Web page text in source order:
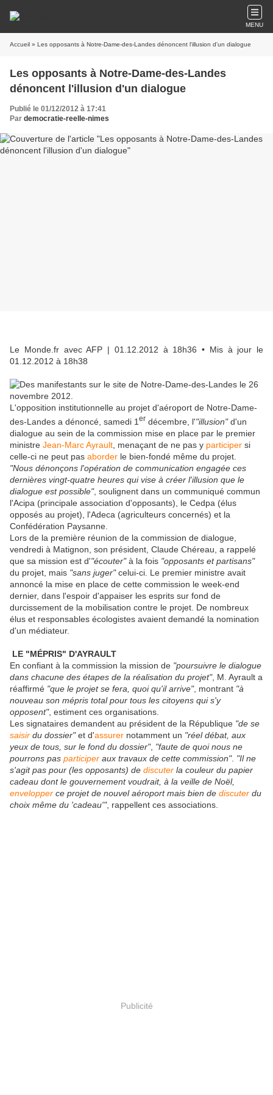
MENU
Accueil » Les opposants à Notre-Dame-des-Landes dénoncent l'illusion d'un dialogue
Les opposants à Notre-Dame-des-Landes
dénoncent l'illusion d'un dialogue
Publié le 01/12/2012 à 17:41
Par democratie-reelle-nimes
Le Monde.fr avec AFP | 01.12.2012 à 18h36 • Mis à jour le
01.12.2012 à 18h38
L'opposition institutionnelle au projet d'aéroport de Notre-Dame-
des-Landes a dénoncé, samedi 1 er décembre, l'"illusion"d'un
dialogue au sein de la commission mise en place par le premier
ministre Jean-Marc Ayrault , menaçant de ne pas y participer si
celle-ci ne peut pas aborder le bien-fondé même du projet.
"Nous dénonçons l'opération de communication engagée ces
dernières vingt-quatre heures qui vise à créer l'illusion que le
dialogue est possible", soulignent dans un communiqué commun
l'Acipa (principale association d'opposants), le Cedpa (élus
opposés au projet), l'Adeca (agriculteurs concernés) et la
Confédération Paysanne.
Lors de la première réunion de la commission de dialogue,
vendredi à Matignon, son président, Claude Chéreau, a rappelé
que sa mission est d'"écouter"à la fois "opposants et partisans"
du projet, mais "sans juger"celui-ci. Le premier ministre avait
annoncé la mise en place de cette commission le week-end
dernier, dans l'espoir d'appaiser les esprits sur fond de
durcissement de la mobilisation contre le projet. De nombreux
élus et responsables écologistes avaient demandé la nomination
d'un médiateur.
LE "MÉPRIS" D'AYRAULT
En confiant à la commission la mission de "poursuivre le dialogue
dans chacune des étapes de la réalisation du projet", M. Ayrault a
réaffirmé "que le projet se fera, quoi qu'il arrive", montrant "à
nouveau son mépris total pour tous les citoyens qui s'y
opposent", estiment ces organisations.
Les signataires demandent au président de la République "de se
saisir du dossier"et d'assurer notamment un "réel débat, aux
yeux de tous, sur le fond du dossier", "faute de quoi nous ne
pourrons pas participer aux travaux de cette commission". "Il ne
s'agit pas pour (les opposants) de discuter la couleur du papier
cadeau dont le gouvernement voudrait, à la veille de Noël,
envelopper ce projet de nouvel aéroport mais bien de discuter du
choix même du 'cadeau'", rappellent ces associations.
Publicité